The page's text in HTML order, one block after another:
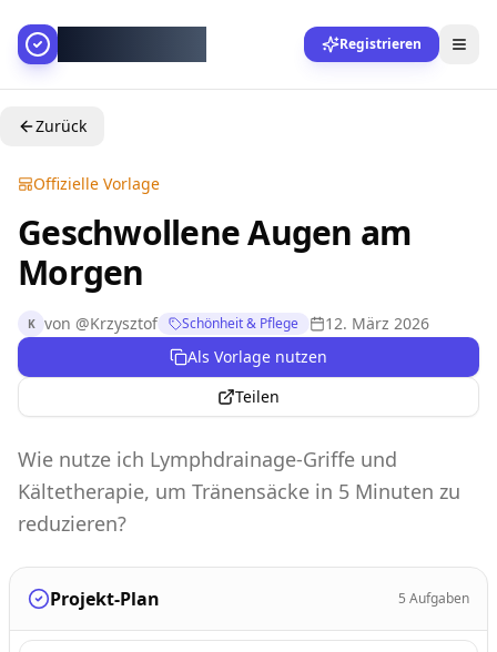
Registrieren
Zurück
Offizielle Vorlage
Geschwollene Augen am
Morgen
K von @Krzysztof Schönheit & Pflege
12. März 2026
Als Vorlage nutzen
Teilen
Wie nutze ich Lymphdrainage-Griffe und
Kältetherapie, um Tränensäcke in 5 Minuten zu
reduzieren?
Projekt-Plan 5 Aufgaben